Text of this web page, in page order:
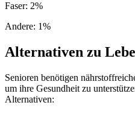
Faser: 2%
Andere: 1%
Alternativen zu
Senioren benötigen
um ihre Gesundheit zu
Alternativen: